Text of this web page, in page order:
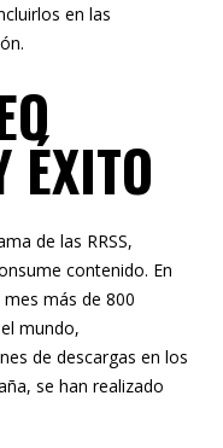
en las
ÉXITO
de las RRSS,
contenido. En
más de 800
mundo,
de descargas en los
se han realizado